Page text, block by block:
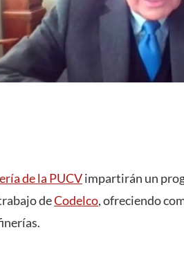
de la PUCVimpartirán un
deCodelco, ofreciendo